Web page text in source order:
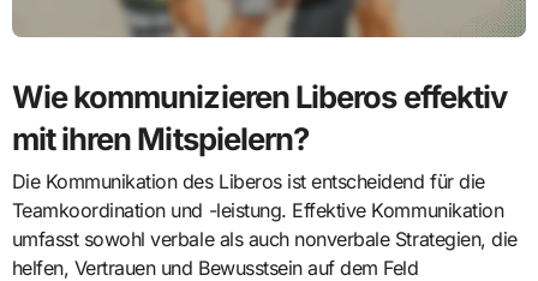
Wie kommunizieren Liberos effektiv
mit ihren Mitspielern?
Die Kommunikation des Liberos ist entscheidend für die
Teamkoordination und -leistung. Effektive Kommunikation
umfasst sowohl verbale als auch nonverbale Strategien, die
helfen, Vertrauen und Bewusstsein auf dem Feld